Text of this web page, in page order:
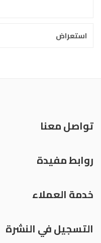
استعراض
تواصل معنا
روابط مفيدة
خدمة العملاء
التسجيل في النشرة